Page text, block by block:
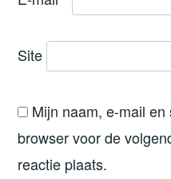
Site
Mijn naam, e-mail
browser voor de
reactie plaats.